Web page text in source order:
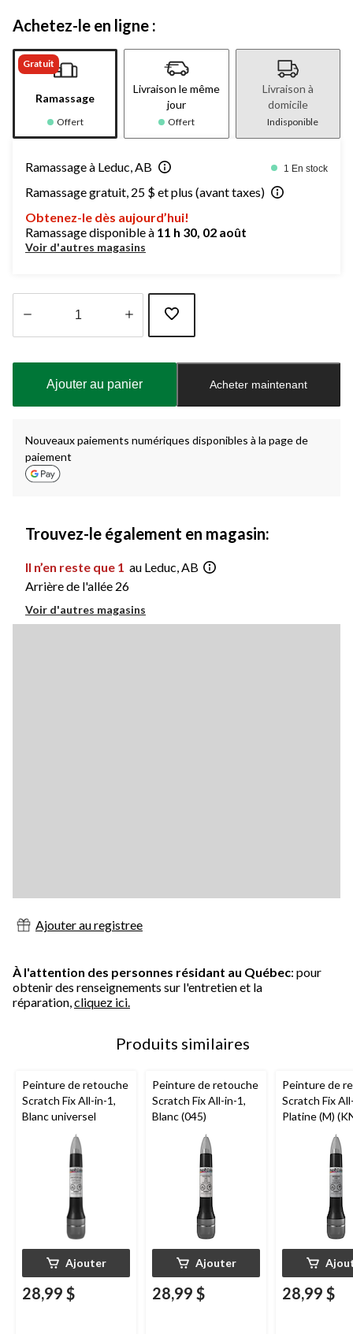
Achetez-le en ligne :
Gratuit
Ramassage
Offert
Livraison le même
jour
Offert
Livraison à
domicile
Indisponible
Ramassage à Leduc, AB 1 En stock
Ramassage gratuit, 25 $ et plus (avant taxes)
Obtenez-le dès aujourd’hui!
Ramassage disponible à 11 h 30, 02 août
Voir d'autres magasins
à
Ajouter au panier Acheter maintenant
Nouveaux paiements numériques disponibles à la page de
paiement
Trouvez-le également en magasin:
Il n’en reste que 1 au Leduc, AB
Arrière de l'allée 26
Voir d'autres magasins
Ajouter au registree
À l'attention des personnes résidant au Québec: pour
obtenir des renseignements sur l'entretien et la
réparation,cliquez ici.
Produits similaires
Peinture de retouche
Scratch Fix All-in-1,
Blanc universel
Ajouter
28,99 $
Peinture de retouche
Scratch Fix All-in-1,
Blanc (045)
Ajouter
28,99 $
Peinture de
Scratch Fix
Platine
28,99 $